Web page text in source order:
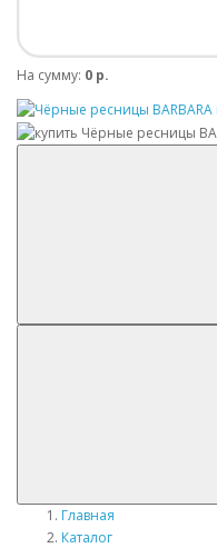
На сумму: 0 р.
Главная
Каталог